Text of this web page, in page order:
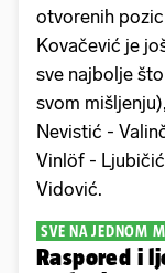
otvorenih
Kovačević je
sve najbolje
svom
Nevistić -
Vinlöf -
Vidović.
SVE NA JEDNOM
Raspored i